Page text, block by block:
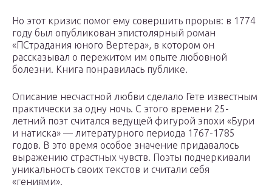
Но этот кризис помог ему совершить прорыв: в 1774
году был опубликован эпистолярный роман
«ПСтрадания юного Вертера», в котором он
рассказывал о пережитом им опыте любовной
болезни. Книга понравилась публике.
Описание несчастной любви сделало Гете известным
практически за одну ночь. С этого времени 25-
летний поэт считался ведущей фигурой эпохи «Бури
и натиска» — литературного периода 1767-1785
годов. В это время особое значение придавалось
выражению страстных чувств. Поэты подчеркивали
уникальность своих текстов и считали себя
«гениями».